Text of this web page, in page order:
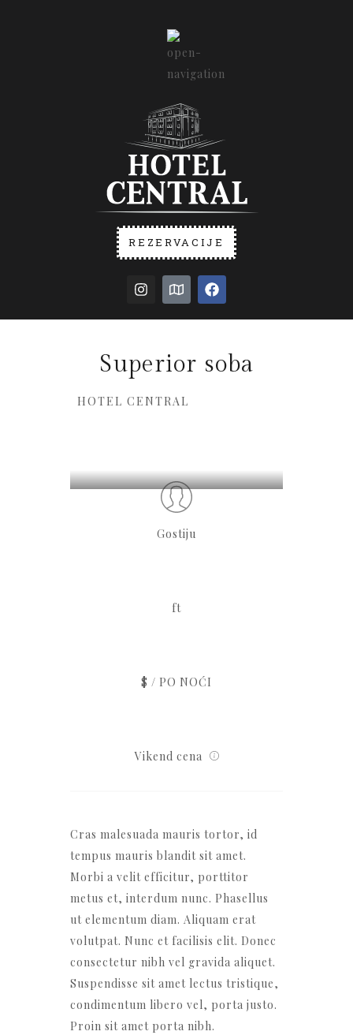
REZERVACIJE
Superior soba
HOTEL CENTRAL
Gostiju
ft
$ / PO NOĆI
Vikend cena
Cras malesuada mauris tortor, id
tempus mauris blandit sit amet.
Morbi a velit efficitur, porttitor
metus et, interdum nunc. Phasellus
ut elementum diam. Aliquam erat
volutpat. Nunc et facilisis elit. Donec
consectetur nibh vel gravida aliquet.
Suspendisse sit amet lectus tristique,
condimentum libero vel, porta justo.
Proin sit amet porta nibh.